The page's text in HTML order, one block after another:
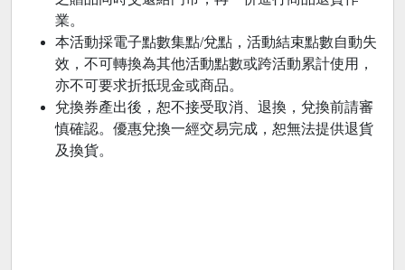
業。
本活動採電子點數集點/兌點，活動結束點數自動失
效，不可轉換為其他活動點數或跨活動累計使用，
亦不可要求折抵現金或商品。
兌換券產出後，恕不接受取消、退換，兌換前請審
慎確認。優惠兌換一經交易完成，恕無法提供退貨
及換貨。